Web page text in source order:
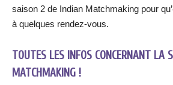
saison 2 de Indian Matchmaking pour
à quelques rendez-vous.
TOUTES LES INFOS CONCERNANT LA
MATCHMAKING !